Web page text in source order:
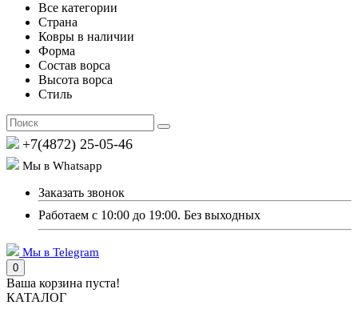
Все категории
Страна
Ковры в наличии
Форма
Состав ворса
Высота ворса
Стиль
+7(4872) 25-05-46
Мы в Whatsapp
Заказать звонок
Работаем с 10:00 до 19:00. Без выходных
Мы в Telegram
0
Ваша корзина пуста!
КАТАЛОГ